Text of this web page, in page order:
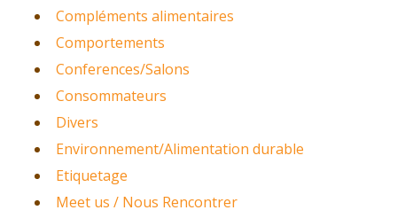
Compléments alimentaires
Comportements
Conferences/Salons
Consommateurs
Divers
Environnement/Alimentation durable
Etiquetage
Meet us / Nous Rencontrer